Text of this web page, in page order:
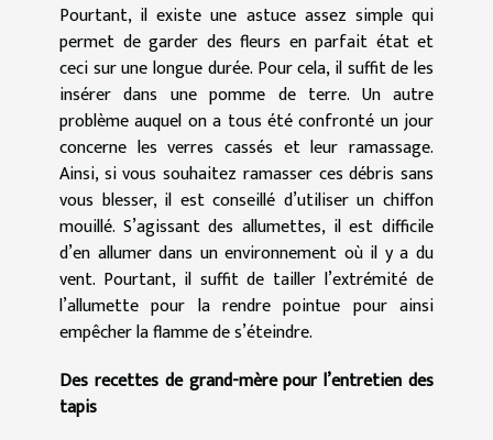
Pourtant, il existe une astuce assez simple qui
permet de garder des fleurs en parfait état et
ceci sur une longue durée. Pour cela, il suffit de les
insérer dans une pomme de terre. Un autre
problème auquel on a tous été confronté un jour
concerne les verres cassés et leur ramassage.
Ainsi, si vous souhaitez ramasser ces débris sans
vous blesser, il est conseillé d’utiliser un chiffon
mouillé. S’agissant des allumettes, il est difficile
d’en allumer dans un environnement où il y a du
vent. Pourtant, il suffit de tailler l’extrémité de
l’allumette pour la rendre pointue pour ainsi
empêcher la flamme de s’éteindre.
Des recettes de grand-mère pour l’entretien des
tapis